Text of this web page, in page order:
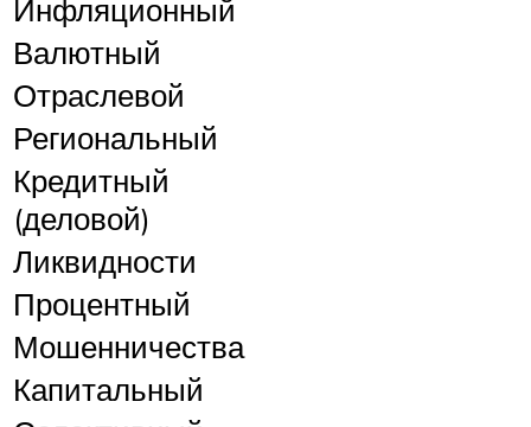
Инфляционный
Валютный
Отраслевой
Региональный
Кредитный
(деловой)
Ликвидности
Процентный
Мошенничества
Капитальный